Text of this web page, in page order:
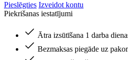
Pieslēgties Izveidot kontu
Piekrišanas iestatījumi
Ātra izsūtīšana 1 darba
Bezmaksas piegāde uz